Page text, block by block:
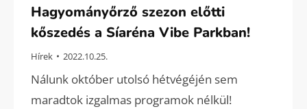
Hagyományőrző szezon előtti
kőszedés a Síaréna Vibe Parkban!
Hírek 2022.10.25.
Nálunk október utolsó hétvégéjén sem
maradtok izgalmas programok nélkül!